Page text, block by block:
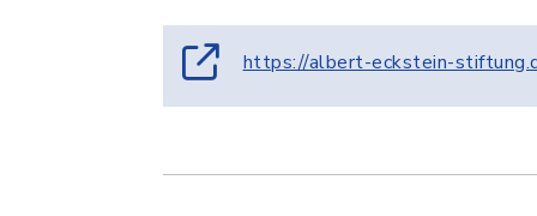
https://albert-eckstein-